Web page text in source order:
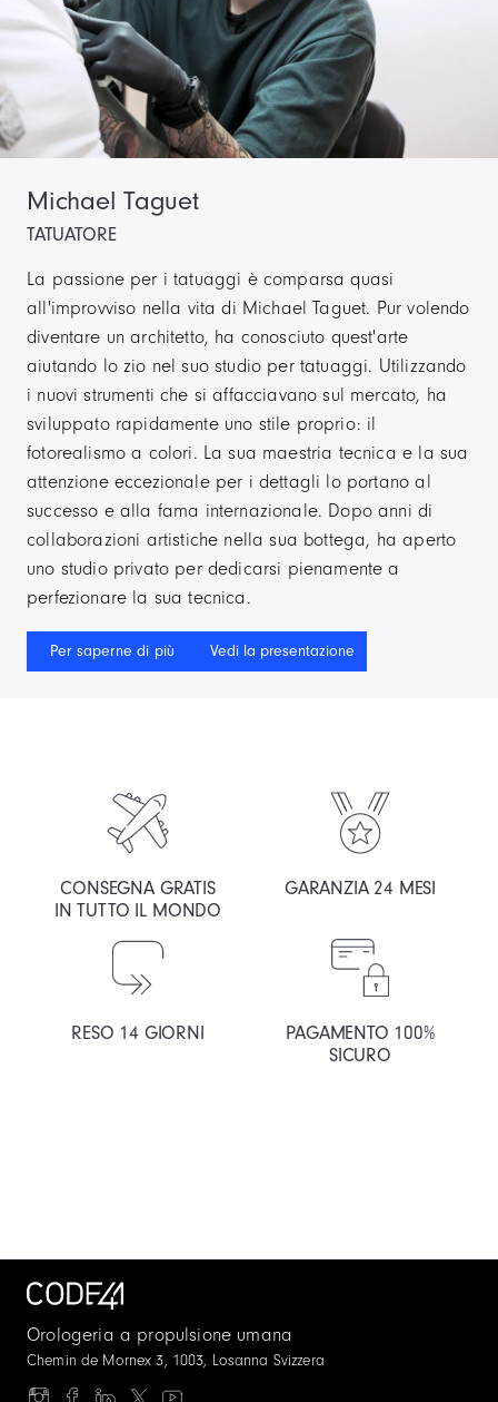
Michael Taguet
TATUATORE
La passione per i tatuaggi è comparsa quasi
all'improvviso nella vita di Michael Taguet. Pur volendo
diventare un architetto, ha conosciuto quest'arte
aiutando lo zio nel suo studio per tatuaggi. Utilizzando
i nuovi strumenti che si affacciavano sul mercato, ha
sviluppato rapidamente uno stile proprio: il
fotorealismo a colori. La sua maestria tecnica e la sua
attenzione eccezionale per i dettagli lo portano al
successo e alla fama internazionale. Dopo anni di
collaborazioni artistiche nella sua bottega, ha aperto
uno studio privato per dedicarsi pienamente a
perfezionare la sua tecnica.
Per saperne di più Vedi la presentazione
CONSEGNA GRATIS
IN TUTTO IL MONDO
GARANZIA 24 MESI
RESO 14 GIORNI
PAGAMENTO 100%
SICURO
Orologeria a propulsione umana
Chemin de Mornex 3, 1003, Losanna Svizzera